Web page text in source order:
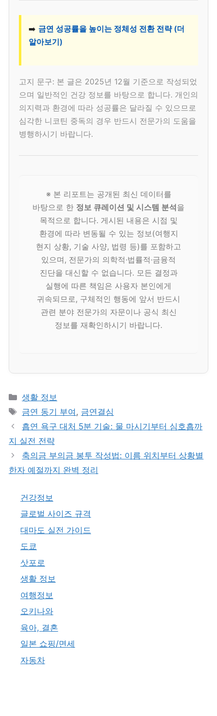
➡️ 금연 성공률을 높이는 정체성 전환 전략 (더
알아보기)
고지 문구: 본 글은 2025년 12월 기준으로 작성되었
으며 일반적인 건강 정보를 바탕으로 합니다. 개인의
의지력과 환경에 따라 성공률은 달라질 수 있으므로
심각한 니코틴 중독의 경우 반드시 전문가의 도움을
병행하시기 바랍니다.
※ 본 리포트는 공개된 최신 데이터를
바탕으로 한 정보 큐레이션 및 시스템 분석을
목적으로 합니다. 게시된 내용은 시점 및
환경에 따라 변동될 수 있는 정보(여행지
현지 상황, 기술 사양, 법령 등)를 포함하고
있으며, 전문가의 의학적·법률적·금융적
진단을 대신할 수 없습니다. 모든 결정과
실행에 따른 책임은 사용자 본인에게
귀속되므로, 구체적인 행동에 앞서 반드시
관련 분야 전문가의 자문이나 공식 최신
정보를 재확인하시기 바랍니다.
카
테
고
리
생활 정보
태
그
금연 동기 부여 , 금연결심
흡연 욕구 대처 5분 기술: 물 마시기부터 심호흡까
지 실전 전략
축의금 부의금 봉투 작성법: 이름 위치부터 상황별
한자 예절까지 완벽 정리
건강정보
글로벌 사이즈 규격
대마도 실전 가이드
도쿄
삿포로
생활 정보
여행정보
오키나와
육아, 결혼
일본 쇼핑/면세
자동차